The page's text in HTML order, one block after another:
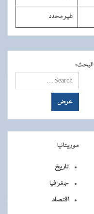
غير محدد
البحث:
موريتانيا
تاريخ
جغرافيا
اقتصاد